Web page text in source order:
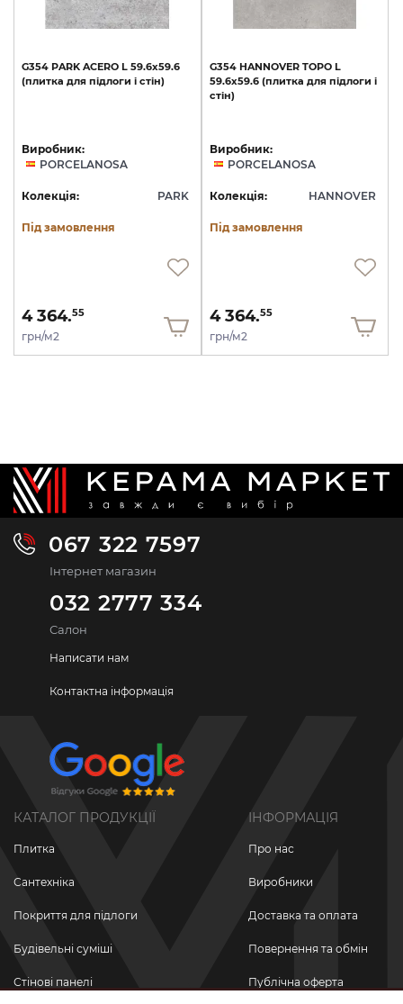
G354 PARK ACERO L 59.6x59.6
(плитка для підлоги і стін)
Виробник:
PORCELANOSA
Колекція: PARK
Під замовлення
4 364.55
грн/м2
G354 HANNOVER TOPO L
59.6x59.6 (плитка для підлоги і
стін)
Виробник:
PORCELANOSA
Колекція: HANNOVER
Під замовлення
4 364.55
грн/м2
067 322 7597
Інтернет магазин
032 2777 334
Салон
Написати нам
Контактна інформація
КАТАЛОГ ПРОДУКЦІЇ
Плитка
Сантехніка
Покриття для підлоги
Будівельні суміші
Стінові панелі
ІНФОРМАЦІЯ
Про нас
Виробники
Доставка та оплата
Повернення та обмін
Публічна оферта